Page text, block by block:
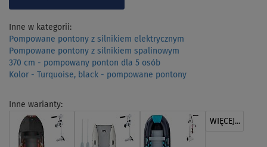
Inne w kategorii:
Pompowane pontony z silnikiem elektrycznym
Pompowane pontony z silnikiem spalinowym
370 cm - pompowany ponton dla 5 osób
Kolor - Turquoise, black - pompowane pontony
Inne warianty:
WIĘCEJ...